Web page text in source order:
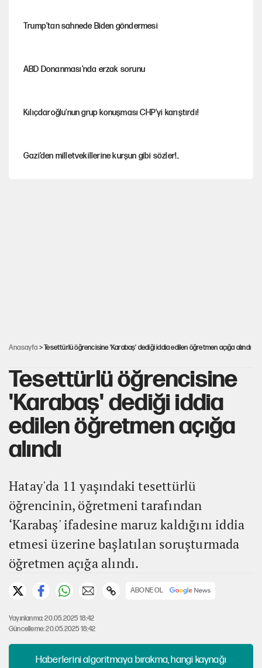
Trump’tan sahnede Biden göndermesi
ABD Donanması’nda erzak sorunu
Kılıçdaroğlu'nun grup konuşması CHP'yi karıştırdı!
Gazi’den milletvekillerine kurşun gibi sözler!..
Anasayfa > Tesettürlü öğrencisine 'Karabaş' dediği iddia edilen öğretmen açığa alındı
Tesettürlü öğrencisine
'Karabaş' dediği iddia
edilen öğretmen açığa
alındı
Hatay'da 11 yaşındaki tesettürlü
öğrencinin, öğretmeni tarafından
‘Karabaş' ifadesine maruz kaldığını iddia
etmesi üzerine başlatılan soruşturmada
öğretmen açığa alındı.
ABONE OL
Yayınlanma: 20.05.2025 18:42
Güncelleme: 20.05.2025 18:42
Haberlerini algoritmaya bırakma, hangi kaynağı